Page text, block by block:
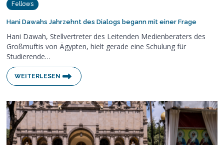
Fellows
Hani Dawahs Jahrzehnt des Dialogs begann mit einer Frage
Hani Dawah, Stellvertreter des Leitenden Medienberaters des
Großmuftis von Ägypten, hielt gerade eine Schulung für
Studierende…
WEITERLESEN